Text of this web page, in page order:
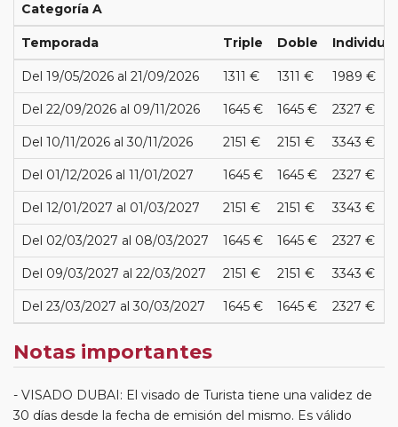
Categoría A
Temporada Triple Doble Individual
Del 19/05/2026 al 21/09/2026 1311 € 1311 € 1989 €
Del 22/09/2026 al 09/11/2026 1645 € 1645 € 2327 €
Del 10/11/2026 al 30/11/2026 2151 € 2151 € 3343 €
Del 01/12/2026 al 11/01/2027 1645 € 1645 € 2327 €
Del 12/01/2027 al 01/03/2027 2151 € 2151 € 3343 €
Del 02/03/2027 al 08/03/2027 1645 € 1645 € 2327 €
Del 09/03/2027 al 22/03/2027 2151 € 2151 € 3343 €
Del 23/03/2027 al 30/03/2027 1645 € 1645 € 2327 €
Notas importantes
VISADO DUBAI: El visado de Turista tiene una validez de
30 días desde la fecha de emisión del mismo. Es válido